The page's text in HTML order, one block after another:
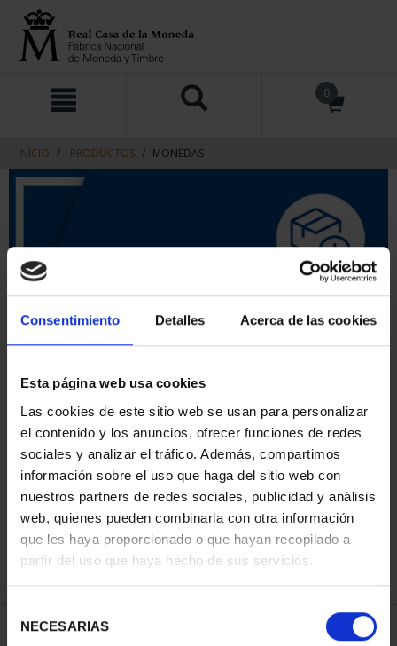
Consentimiento Detalles Acerca de las cookies
Esta página web usa cookies
Las cookies de este sitio web se usan para personalizar
el contenido y los anuncios, ofrecer funciones de redes
sociales y analizar el tráfico. Además, compartimos
información sobre el uso que haga del sitio web con
nuestros partners de redes sociales, publicidad y análisis
web, quienes pueden combinarla con otra información
que les haya proporcionado o que hayan recopilado a
partir del uso que haya hecho de sus servicios.
NECESARIAS
contenido
navegacin
0
INICIO PRODUCTOS MONEDAS
ORDENAR POR:
REFINAR
1 Productos encontrados